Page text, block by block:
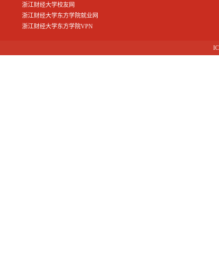
浙江财经大学校友网
浙江财经大学东方学院就业网
浙江财经大学东方学院VPN